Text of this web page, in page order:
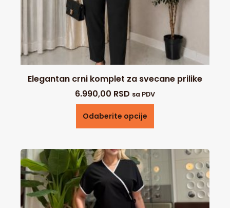
Elegantan crni komplet za svecane prilike
6.990,00 RSD sa PDV
Odaberite opcije